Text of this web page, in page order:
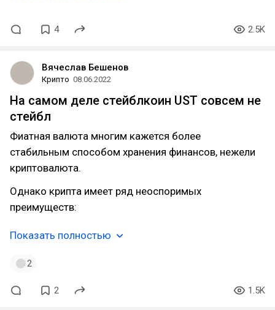
4 2.5K
Вячеслав Бешенов
Крипто 08.06.2022
На самом деле стейблкоин UST совсем не
стейбл
Фиатная валюта многим кажется более
стабильным способом хранения финансов, нежели
криптовалюта.
Однако крипта имеет ряд неоспоримых
преимуществ:
Показать полностью
2
2 1.5K